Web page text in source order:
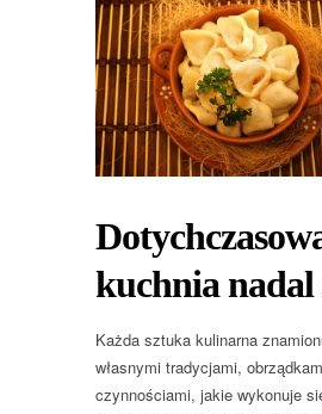
kuchnia nadal
Każda sztuka kulinarna
własnymi tradycjami,
czynnościami, jakie wykonuje